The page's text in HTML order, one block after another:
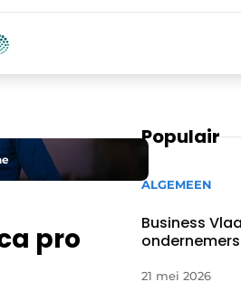
pro
Populair
ALGEMEEN
Business
21 mei 2026